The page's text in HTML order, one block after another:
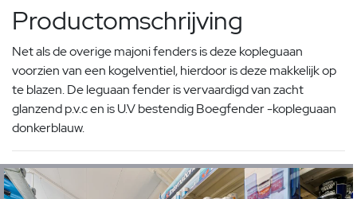
Productomschrijving
Net als de overige majoni fenders is deze kopleguaan
voorzien van een kogelventiel, hierdoor is deze makkelijk op
te blazen. De leguaan fender is vervaardigd van zacht
glanzend p.v.c en is U.V bestendig Boegfender -kopleguaan
donkerblauw.